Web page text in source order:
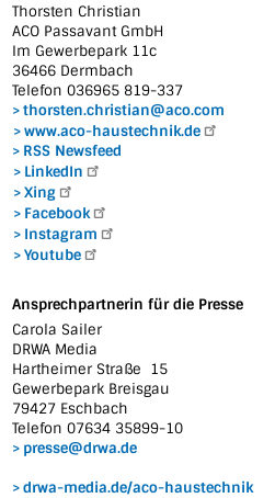
Thorsten Christian
ACO Passavant GmbH
Im Gewerbepark 11c
36466 Dermbach
Telefon 036965 819-337
thorsten.christian@aco.com
www.aco-haustechnik.de
RSS Newsfeed
LinkedIn
Xing
Facebook
Instagram
Youtube
Ansprechpartnerin für die Presse
Carola Sailer
DRWA Media
Hartheimer Straße 15
Gewerbepark Breisgau
79427 Eschbach
Telefon 07634 35899-10
presse@drwa.de
drwa-media.de/aco-haustechnik